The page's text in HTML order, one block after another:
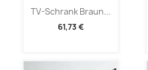
TV-Schrank Braun...
61,73 €